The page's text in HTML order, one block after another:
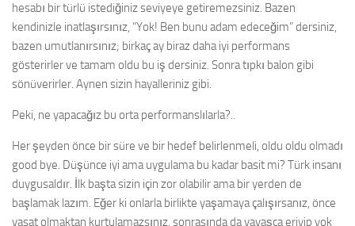
hesabı bir türlü istediğiniz seviyeye getiremezsiniz. Bazen
kendinizle inatlaşırsınız, “Yok! Ben bunu adam edeceğim” dersiniz,
bazen umutlanırsınız; birkaç ay biraz daha iyi performans
gösterirler ve tamam oldu bu iş dersiniz. Sonra tıpkı balon gibi
sönüverirler. Aynen sizin hayalleriniz gibi.
Peki, ne yapacağız bu orta performanslılarla?..
Her şeyden önce bir süre ve bir hedef belirlenmeli, oldu oldu olmadı
good bye. Düşünce iyi ama uygulama bu kadar basit mi? Türk insanı
duygusaldır. İlk başta sizin için zor olabilir ama bir yerden de
başlamak lazım. Eğer ki onlarla birlikte yaşamaya çalışırsanız, önce
vasat olmaktan kurtulamazsınız, sonrasında da yavaşça eriyip yok